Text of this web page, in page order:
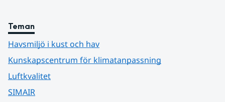
Teman
Havsmiljö i kust och hav
Kunskapscentrum för klimatanpassning
Luftkvalitet
SIMAIR